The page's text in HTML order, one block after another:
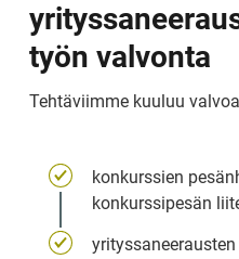
työn valvonta
Tehtäviimme kuuluu valvoa
konkurssien
konkurssipesän